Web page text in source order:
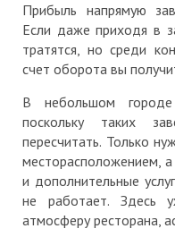
Прибыль напрямую
Если даже приходя в
тратятся, но среди
счет оборота вы
В небольшом
поскольку таких
пересчитать. Только
месторасположением,
и дополнительные
не работает. Здесь
атмосферу ресторана,